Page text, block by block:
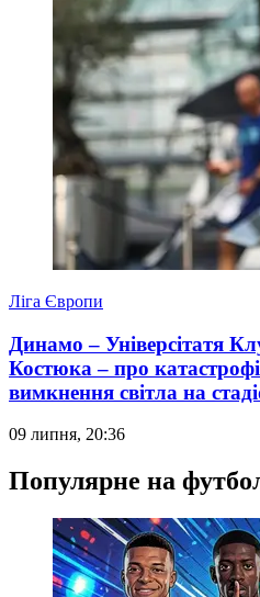
Ліга Європи
Динамо – Універсітатя
Костюка – про
вимкнення світла на
09 липня, 20:36
Популярне на